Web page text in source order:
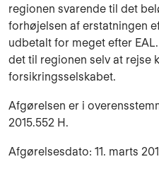
regionen svarende til det
forhøjelsen af erstatningen
udbetalt for meget efter
det til regionen selv at rejse
forsikringsselskabet.
Afgørelsen er i
2015.552 H.
Afgørelsesdato: 11. marts